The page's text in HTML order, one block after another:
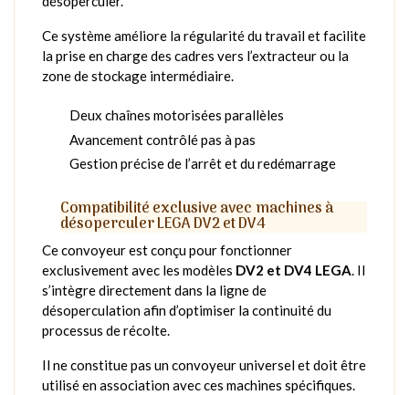
Ce système améliore la régularité du travail et facilite
la prise en charge des cadres vers l’extracteur ou la
zone de stockage intermédiaire.
Deux chaînes motorisées parallèles
Avancement contrôlé pas à pas
Gestion précise de l’arrêt et du redémarrage
Compatibilité exclusive avec machines à
désoperculer LEGA DV2 et DV4
Ce convoyeur est conçu pour fonctionner
exclusivement avec les modèles DV2 et DV4 LEGA. Il
s’intègre directement dans la ligne de
désoperculation afin d’optimiser la continuité du
processus de récolte.
Il ne constitue pas un convoyeur universel et doit être
utilisé en association avec ces machines spécifiques.